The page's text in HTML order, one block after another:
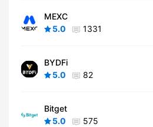
MEXC
5.0
1331
BYDFi
5.0
82
Bitget
5.0
575